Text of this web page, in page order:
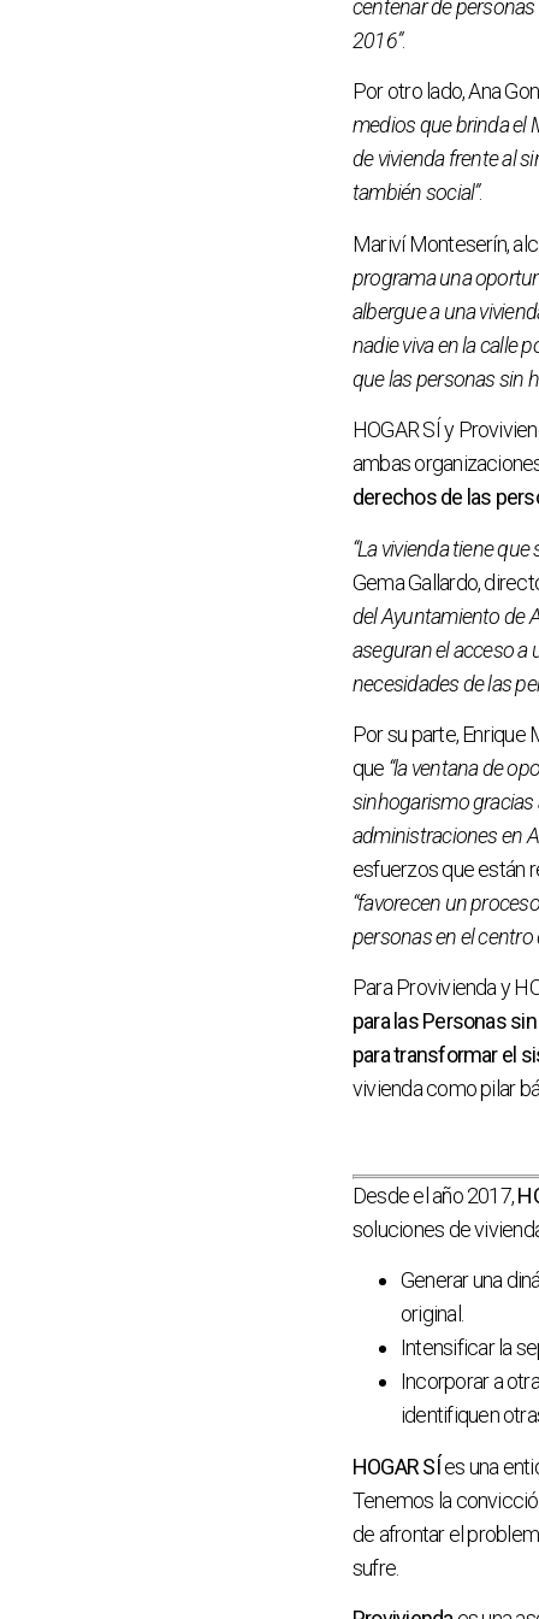
centenar de
2016”.
Por otro lado, Ana
medios que brinda el
de vivienda frente al
también social”.
Mariví Monteserín,
programa una
albergue a una
nadie viva en la calle
que las personas sin
HOGAR SÍ y
ambas
derechos de las
“La vivienda tiene
Gema Gallardo,
del Ayuntamiento de
aseguran el acceso a
necesidades de las
Por su parte, Enrique
que “la ventana de
sinhogarismo gracias
administraciones en
esfuerzos que están
“favorecen un
personas en el centro
Para Provivienda y
para las Personas
para transformar el
vivienda como pilar
Desde el año 2017,
soluciones de
Generar una
original.
Intensificar la
Incorporar a
identifiquen
HOGAR SÍes una
Tenemos la
de afrontar el
sufre.